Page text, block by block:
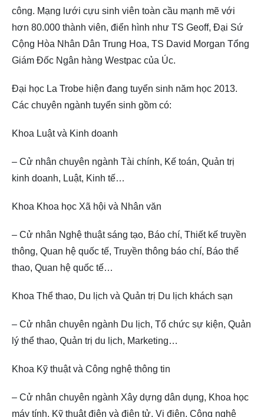
công. Mạng lưới cựu sinh viên toàn cầu mạnh mẽ với
hơn 80.000 thành viên, điển hình như TS Geoff, Đại Sứ
Cộng Hòa Nhân Dân Trung Hoa, TS David Morgan Tổng
Giám Đốc Ngân hàng Westpac của Úc.
Đại học La Trobe hiện đang tuyển sinh năm học 2013.
Các chuyên ngành tuyển sinh gồm có:
Khoa Luật và Kinh doanh
– Cử nhân chuyên ngành Tài chính, Kế toán, Quản trị
kinh doanh, Luật, Kinh tế…
Khoa Khoa học Xã hội và Nhân văn
– Cử nhân Nghệ thuật sáng tạo, Báo chí, Thiết kế truyền
thông, Quan hệ quốc tế, Truyền thông báo chí, Báo thể
thao, Quan hệ quốc tế…
Khoa Thể thao, Du lịch và Quản trị Du lịch khách sạn
– Cử nhân chuyên ngành Du lịch, Tổ chức sự kiện, Quản
lý thể thao, Quản trị du lịch, Marketing…
Khoa Kỹ thuật và Công nghệ thông tin
– Cử nhân chuyên ngành Xây dựng dân dụng, Khoa học
máy tính, Kỹ thuật điện và điện tử, Vi điện, Công nghệ